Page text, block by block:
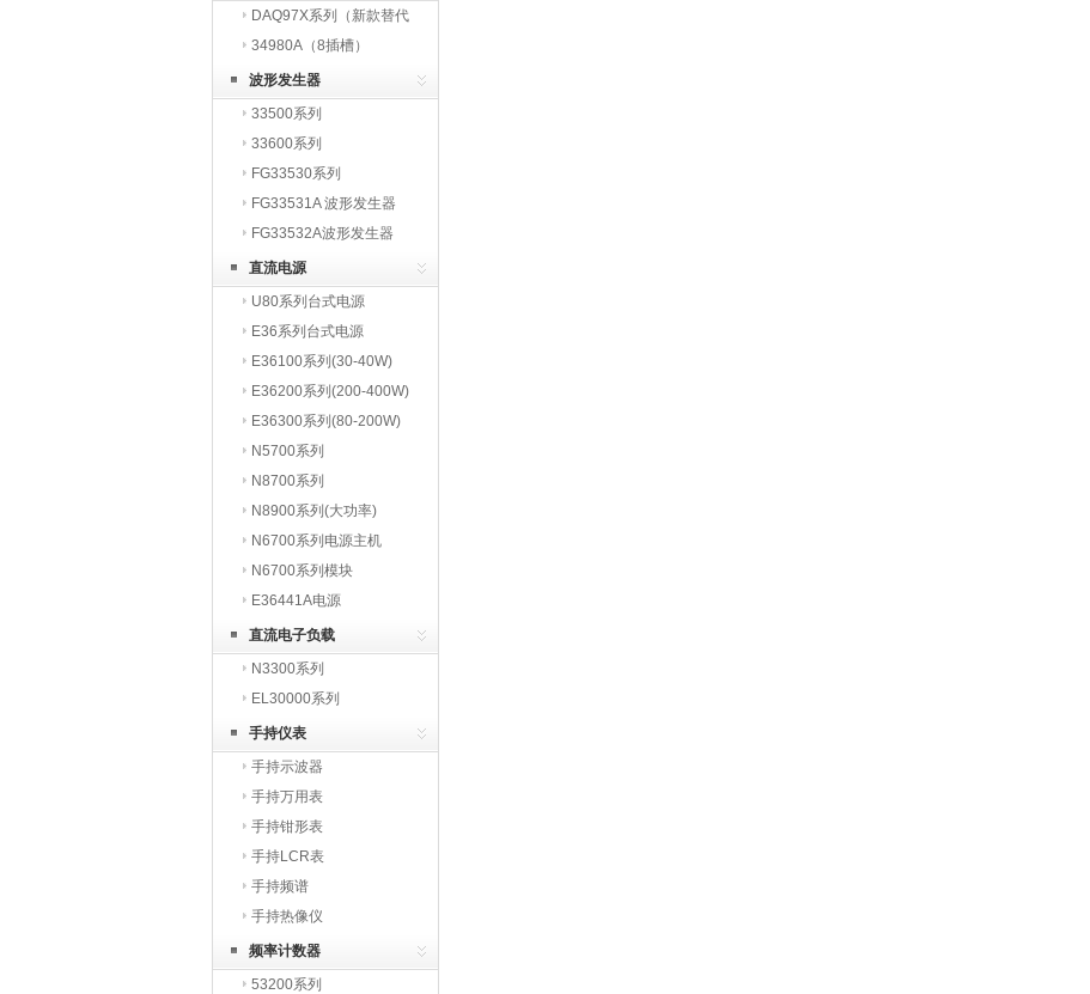
DAQ97X系列（新款替代
3497X系列）
34980A（8插槽）
波形发生器
33500系列
33600系列
FG33530系列
FG33531A 波形发生器
FG33532A波形发生器
直流电源
U80系列台式电源
E36系列台式电源
E36100系列(30-40W)
E36200系列(200-400W)
E36300系列(80-200W)
N5700系列
N8700系列
N8900系列(大功率)
N6700系列电源主机
N6700系列模块
E36441A电源
直流电子负载
N3300系列
EL30000系列
手持仪表
手持示波器
手持万用表
手持钳形表
手持LCR表
手持频谱
手持热像仪
频率计数器
53200系列